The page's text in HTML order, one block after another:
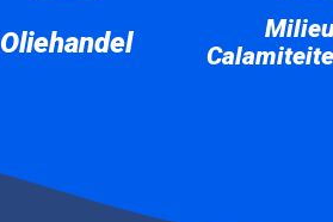
Oliehandel